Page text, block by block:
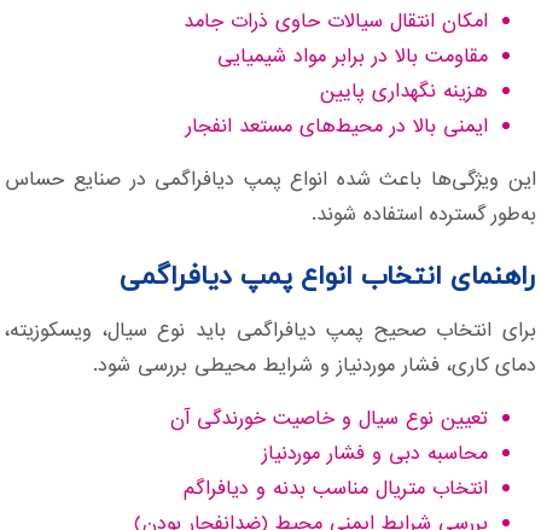
امکان انتقال سیالات حاوی ذرات جامد
مقاومت بالا در برابر مواد شیمیایی
هزینه نگهداری پایین
ایمنی بالا در محیط‌های مستعد انفجار
این ویژگی‌ها باعث شده انواع پمپ دیافراگمی در صنایع حساس
به‌طور گسترده استفاده شوند.
راهنمای انتخاب انواع پمپ دیافراگمی
برای انتخاب صحیح پمپ دیافراگمی باید نوع سیال، ویسکوزیته،
دمای کاری، فشار موردنیاز و شرایط محیطی بررسی شود.
تعیین نوع سیال و خاصیت خورندگی آن
محاسبه دبی و فشار موردنیاز
انتخاب متریال مناسب بدنه و دیافراگم